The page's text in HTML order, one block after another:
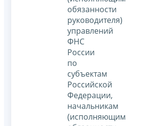
обязанности
руководителя)
управлений
ФНС
России
по
субъектам
Российской
Федерации,
начальникам
(исполняющим